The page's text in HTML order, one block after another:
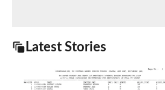
Latest Stories